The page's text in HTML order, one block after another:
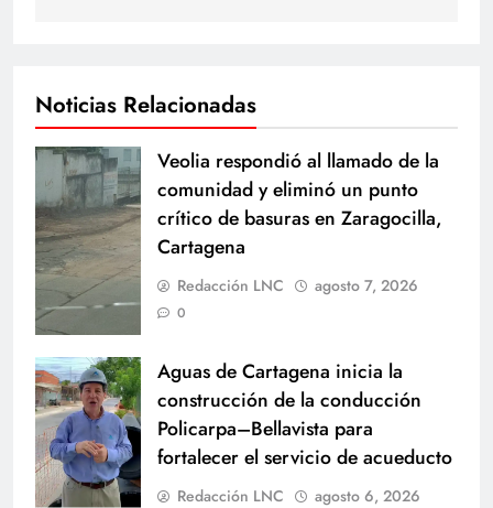
Noticias Relacionadas
Veolia respondió al llamado de la
comunidad y eliminó un punto
crítico de basuras en Zaragocilla,
Cartagena
Redacción LNC agosto 7, 2026
0
Aguas de Cartagena inicia la
construcción de la conducción
Policarpa–Bellavista para
fortalecer el servicio de acueducto
Redacción LNC agosto 6, 2026